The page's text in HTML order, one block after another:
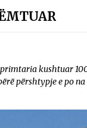
kushtuar
përshtypje e po